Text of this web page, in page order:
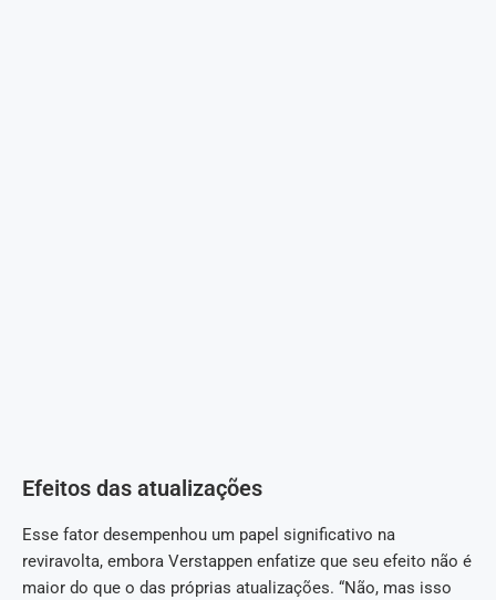
Efeitos das atualizações
Esse fator desempenhou um papel significativo na
reviravolta, embora Verstappen enfatize que seu efeito não é
maior do que o das próprias atualizações. “Não, mas isso